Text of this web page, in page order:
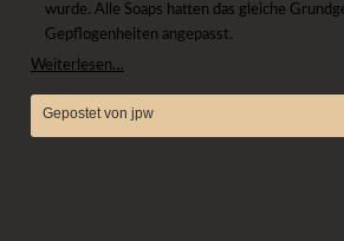
wurde. Alle Soaps hatten das gleiche
Gepflogenheiten angepasst.
Weiterlesen…
Gepostet von jpw